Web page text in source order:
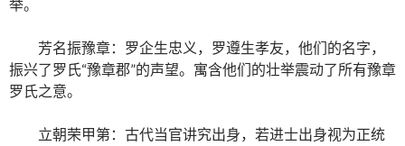
举。
芳名振豫章：罗企生忠义，罗遵生孝友，他们的名字，
振兴了罗氏“豫章郡”的声望。寓含他们的壮举震动了所有豫章
罗氏之意。
立朝荣甲第：古代当官讲究出身，若进士出身视为正统